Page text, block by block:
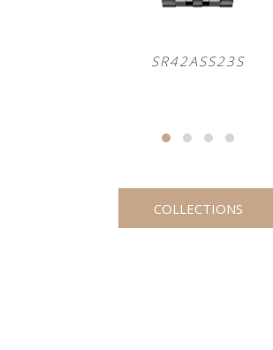
SR42ASS23S
COLLECTIONS